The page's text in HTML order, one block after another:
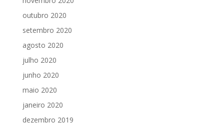
outubro 2020
setembro 2020
agosto 2020
julho 2020
junho 2020
maio 2020
janeiro 2020
dezembro 2019